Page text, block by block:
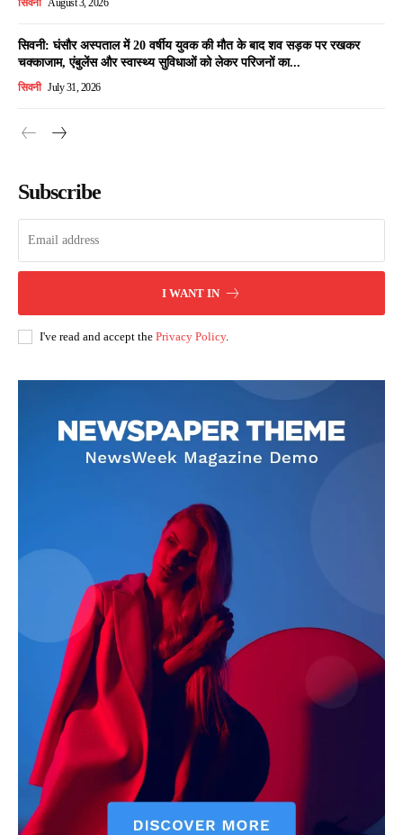
सिवनी August 3, 2026
सिवनी: घंसौर अस्पताल में 20 वर्षीय युवक की मौत के बाद शव सड़क पर रखकर
चक्काजाम, एंबुलेंस और स्वास्थ्य सुविधाओं को लेकर परिजनों का...
सिवनी July 31, 2026
Subscribe
I WANT IN
I've read and accept the Privacy Policy.